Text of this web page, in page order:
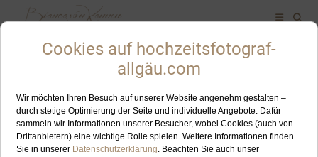
ALLES ZUM SCHLAGWORT: WUHRSTEINALM
HOCHZEITSFOTOGRAF